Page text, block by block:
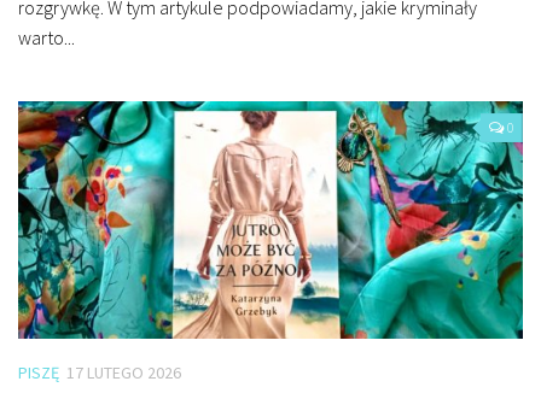
rozgrywkę. W tym artykule podpowiadamy, jakie kryminały
warto...
0
PISZĘ 17 LUTEGO 2026